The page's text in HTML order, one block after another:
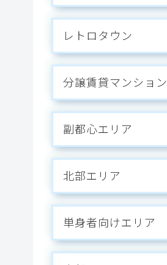
レトロタウン
分譲賃貸マンション
副都心エリア
北部エリア
単身者向けエリア